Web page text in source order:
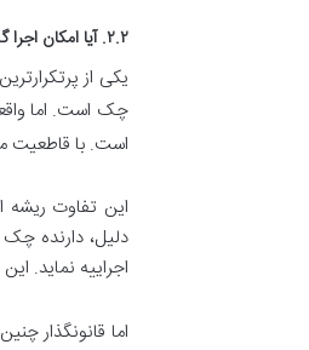
۲.۲. آیا امکان اجرا گذاشتن سفته از طریق ثبت اسناد رسمی وجود دارد؟ (پاسخ قاطع و تفصیلی)
یکی از
چک است. اما
است. با قاطعیت
این تفاوت
دلیل، دارنده
اجراییه نماید.
اما قانونگذار